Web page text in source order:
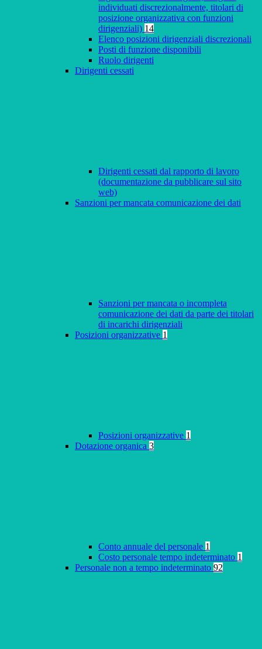
individuati discrezionalmente, titolari di
posizione organizzativa con funzioni
dirigenziali) 14
Elenco posizioni dirigenziali discrezionali
Posti di funzione disponibili
Ruolo dirigenti
Dirigenti cessati
Dirigenti cessati dal rapporto di lavoro
(documentazione da pubblicare sul sito
web)
Sanzioni per mancata comunicazione dei dati
Sanzioni per mancata o incompleta
comunicazione dei dati da parte dei titolari
di incarichi dirigenziali
Posizioni organizzative 1
Posizioni organizzative 1
Dotazione organica 3
Conto annuale del personale 1
Costo personale tempo indeterminato 1
Personale non a tempo indeterminato 92